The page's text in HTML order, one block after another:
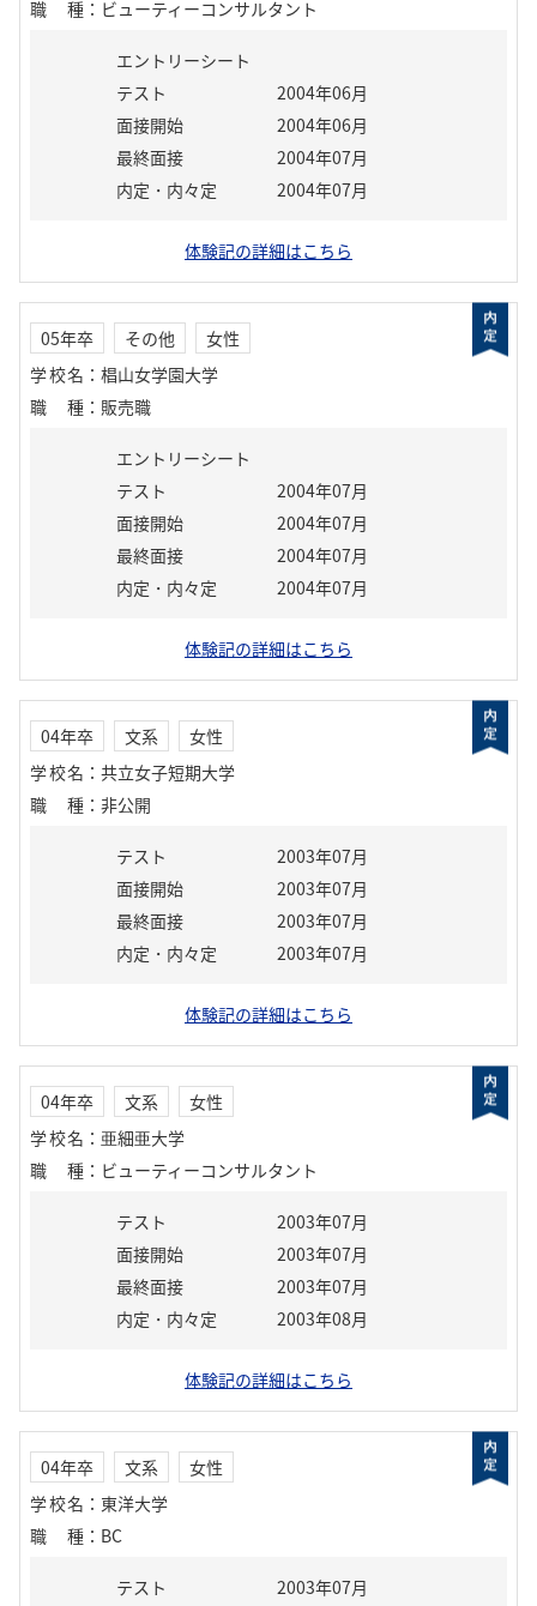
職種 ： ビューティーコンサルタント
エントリーシート
テスト
2004年06月
面接開始
2004年06月
最終面接
2004年07月
内定・内々定
2004年07月
体験記の詳細はこちら
05年卒 その他
女性
学校名 ： 椙山女学園大学
職種 ： 販売職
エントリーシート
テスト
2004年07月
面接開始
2004年07月
最終面接
2004年07月
内定・内々定
2004年07月
体験記の詳細はこちら
04年卒 文系
女性
学校名 ： 共立女子短期大学
職種 ： 非公開
テスト
2003年07月
面接開始
2003年07月
最終面接
2003年07月
内定・内々定
2003年07月
体験記の詳細はこちら
04年卒 文系
女性
学校名 ： 亜細亜大学
職種 ： ビューティーコンサルタント
テスト
2003年07月
面接開始
2003年07月
最終面接
2003年07月
内定・内々定
2003年08月
体験記の詳細はこちら
04年卒 文系
女性
学校名 ： 東洋大学
職種 ： BC
テスト
2003年07月